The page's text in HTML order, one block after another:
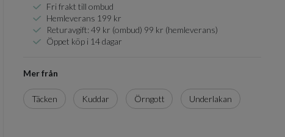
Fri frakt till ombud
Hemleverans 199 kr
Returavgift: 49 kr (ombud) 99 kr (hemleverans)
Öppet köp i 14 dagar
Mer från
Täcken Kuddar Örngott Underlakan